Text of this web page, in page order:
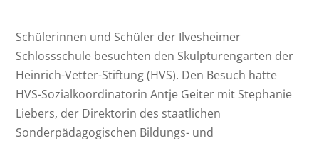
Schülerinnen und Schüler der Ilvesheimer
Schlossschule besuchten den Skulpturengarten der
Heinrich-Vetter-Stiftung (HVS). Den Besuch hatte
HVS-Sozialkoordinatorin Antje Geiter mit Stephanie
Liebers, der Direktorin des staatlichen
Sonderpädagogischen Bildungs- und